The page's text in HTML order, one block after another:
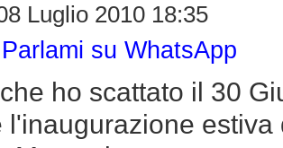
Luglio 2010 18:35
Parlami su WhatsApp
ho scattato il 30
l'inaugurazione